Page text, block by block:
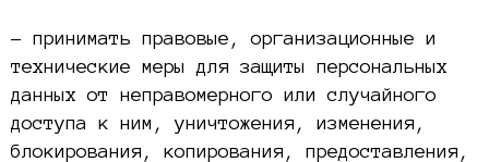
– принимать правовые, организационные и
технические меры для защиты персональных
данных от неправомерного или случайного
доступа к ним, уничтожения, изменения,
блокирования, копирования, предоставления,